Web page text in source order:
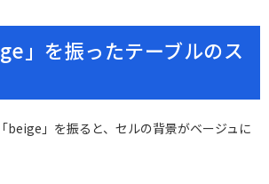
」を振ったテーブルのス
beige」を振ると、セルの背景がベージュに